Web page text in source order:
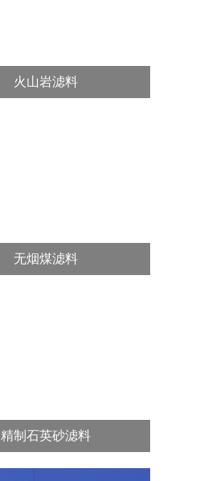
火山岩滤料
无烟煤滤料
精制石英砂滤料